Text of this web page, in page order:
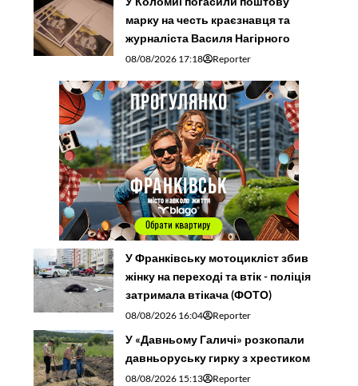
марку на честь краєзнавця та
журналіста Василя Нагірного
08/08/2026 17:18 Reporter
У Франківську мотоцикліст збив
жінку на переході та втік - поліція
затримала втікача (ФОТО)
08/08/2026 16:04 Reporter
У «Давньому Галичі» розкопали
давньоруську гирку з хрестиком
08/08/2026 15:13 Reporter